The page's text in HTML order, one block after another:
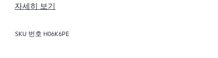
줍니다.
HPE Tech Care 서비스는 고객이 위험을 줄이는 것뿐만 아
자세히 보기
SKU 번호 H06K6PE